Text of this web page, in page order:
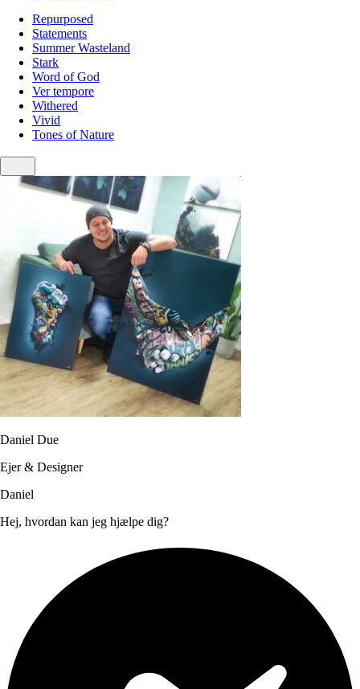
Repurposed
Statements
Summer Wasteland
Stark
Word of God
Ver tempore
Withered
Vivid
Tones of Nature
Daniel Due
Ejer & Designer
Daniel
Hej, hvordan kan jeg hjælpe dig?